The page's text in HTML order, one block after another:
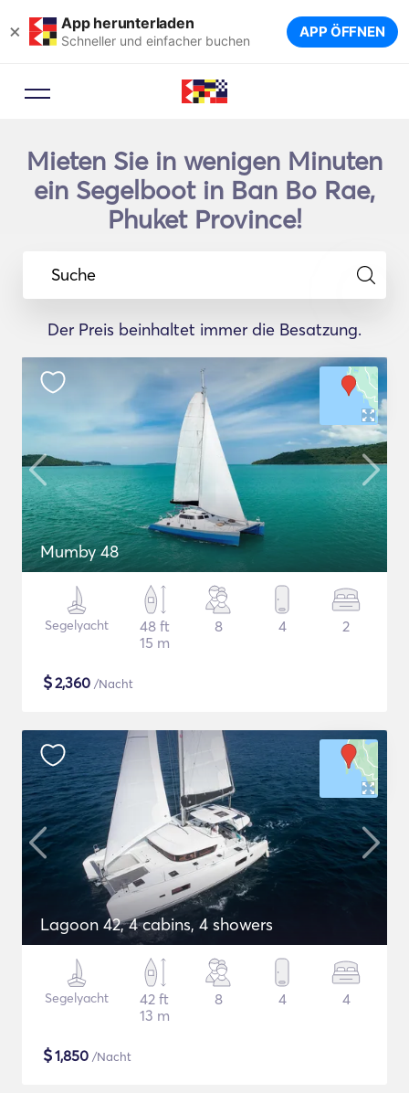
× App herunterladen
Schneller und einfacher buchen APP ÖFFNEN
Mieten Sie in wenigen Minuten
ein Segelboot in Ban Bo Rae,
Phuket Province!
Suche
Der Preis beinhaltet immer die Besatzung.
Mumby 48
Segelyacht
48 ft
15 m
8 4 2
$2,360 /Nacht
Lagoon 42, 4 cabins, 4 showers
Segelyacht
42 ft
13 m
8 4 4
$1,850 /Nacht